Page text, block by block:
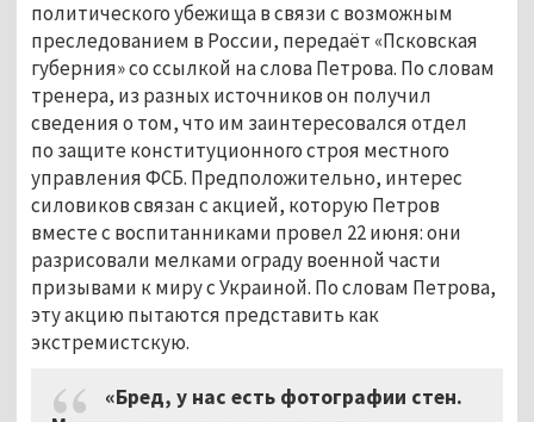
политического убежища в связи с возможным
преследованием в России, передаёт «Псковская
губерния» со ссылкой на слова Петрова. По словам
тренера, из разных источников он получил
сведения о том, что им заинтересовался отдел
по защите конституционного строя местного
управления ФСБ. Предположительно, интерес
силовиков связан с акцией, которую Петров
вместе с воспитанниками провел 22 июня: они
разрисовали мелками ограду военной части
призывами к миру с Украиной. По словам Петрова,
эту акцию пытаются представить как
экстремистскую.
«Бред, у нас есть фотографии стен.